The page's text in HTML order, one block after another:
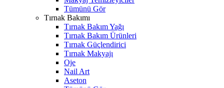
Tümünü Gör
Tırnak Bakımı
Tırnak Bakım Yağı
Tırnak Bakım Ürünleri
Tırnak Güçlendirici
Tırnak Makyajı
Oje
Nail Art
Aseton